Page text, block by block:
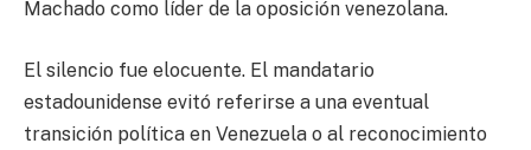
Machado como líder de la oposición venezolana.
El silencio fue elocuente. El mandatario
estadounidense evitó referirse a una eventual
transición política en Venezuela o al reconocimiento